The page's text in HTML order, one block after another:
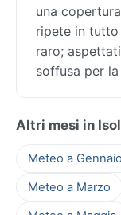
una
ripete in tutto
raro;
soffusa per
Altri mesi in
Meteo a Gennaio
Meteo a Marzo